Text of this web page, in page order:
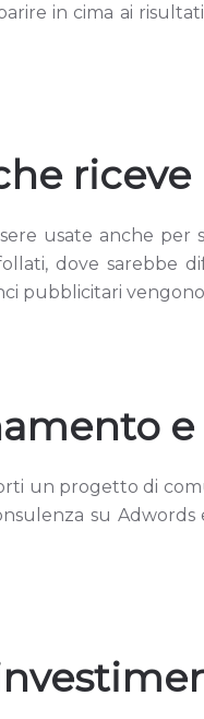
in cima ai
riceve
usate anche
dove sarebbe
pubblicitari
un progetto di
su